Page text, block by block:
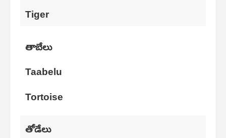
Tiger
తాబేలు
Taabelu
Tortoise
తోడేలు